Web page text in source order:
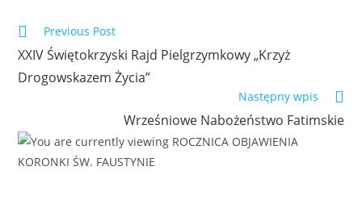
Previous Post
XXIV Świętokrzyski Rajd Pielgrzymkowy „Krzyż
Drogowskazem Życia”
Następny wpis
Wrześniowe Nabożeństwo Fatimskie